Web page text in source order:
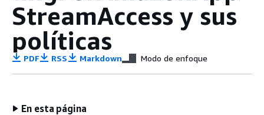
StreamAccess y sus
políticas
PDF RSS Markdown Modo de enfoque
En esta página